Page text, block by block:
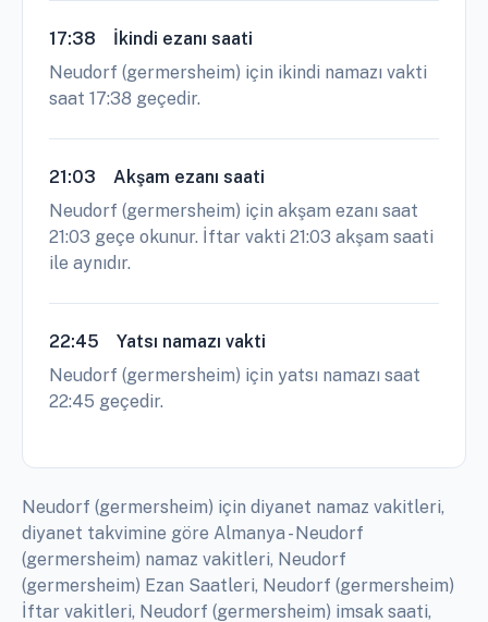
17:38
İkindi ezanı saati
Neudorf (germersheim) için ikindi namazı vakti
saat 17:38 geçedir.
21:03
Akşam ezanı saati
Neudorf (germersheim) için akşam ezanı saat
21:03 geçe okunur. İftar vakti 21:03 akşam saati
ile aynıdır.
22:45
Yatsı namazı vakti
Neudorf (germersheim) için yatsı namazı saat
22:45 geçedir.
Neudorf (germersheim) için diyanet namaz vakitleri,
diyanet takvimine göre Almanya - Neudorf
(germersheim) namaz vakitleri, Neudorf
(germersheim) Ezan Saatleri, Neudorf (germersheim)
İftar vakitleri, Neudorf (germersheim) imsak saati,